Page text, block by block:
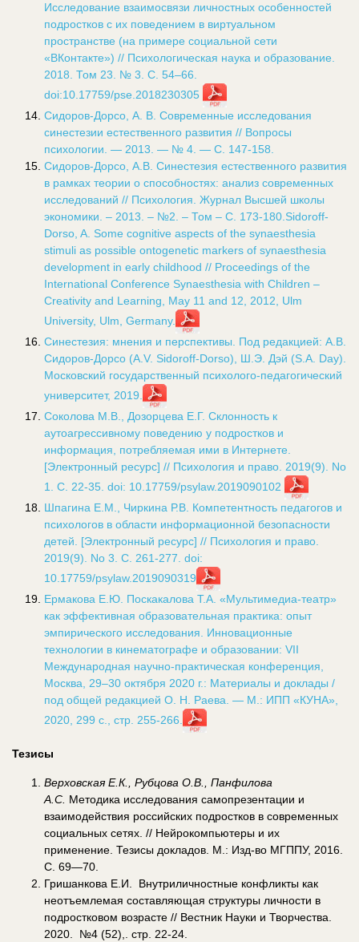
Исследование взаимосвязи личностных особенностей
подростков с их поведением в виртуальном
пространстве (на примере социальной сети
«ВКонтакте») // Психологическая наука и образование.
2018. Том 23. № 3. С. 54–66.
doi:10.17759/pse.2018230305
Сидоров-Дорсо, А. В. Современные исследования
синестезии естественного развития // Вопросы
психологии. — 2013. — № 4. — С. 147-158.
Сидоров-Дорсо, А.В. Синестезия естественного развития
в рамках теории о способностях: анализ современных
исследований // Психология. Журнал Высшей школы
экономики. – 2013. – №2. – Том – С. 173-180.Sidoroff-
Dorso, A. Some cognitive aspects of the synaesthesia
stimuli as possible ontogenetic markers of synaesthesia
development in early childhood // Proceedings of the
International Conference Synaesthesia with Children –
Creativity and Learning, May 11 and 12, 2012, Ulm
University, Ulm, Germany.
Синестезия: мнения и перспективы. Под редакцией: А.В.
Сидоров-Дорсо (А.V. Sidoroff-Dorso), Ш.Э. Дэй (S.A. Day).
Московский государственный психолого-педагогический
университет, 2019.
Соколова М.В., Дозорцева Е.Г. Склонность к
аутоагрессивному поведению у подростков и
информация, потребляемая ими в Интернете.
[Электронный ресурс] // Психология и право. 2019(9). No
1. С. 22-35. doi: 10.17759/psylaw.2019090102
Шпагина Е.М., Чиркина Р.В. Компетентность педагогов и
психологов в области информационной безопасности
детей. [Электронный ресурс] // Психология и право.
2019(9). No 3. С. 261-277. doi:
10.17759/psylaw.2019090319
Ермакова Е.Ю. Поскакалова Т.А. «Мультимедиа-театр»
как эффективная образовательная практика: опыт
эмпирического исследования. Инновационные
технологии в кинематографе и образовании: VII
Международная научно-практическая конференция,
Москва, 29–30 октября 2020 г.: Материалы и доклады /
под общей редакцией О. Н. Раева. — М.: ИПП «КУНА»,
2020, 299 с., стр. 255-266.
Тезисы
Верховская Е.К., Рубцова О.В., Панфилова
А.С. Методика исследования самопрезентации и
взаимодействия российских подростков в современных
социальных сетях. // Нейрокомпьютеры и их
применение. Тезисы докладов. М.: Изд-во МГППУ, 2016.
С. 69—70.
Гришанкова Е.И. Внутриличностные конфликты как
неотъемлемая составляющая структуры личности в
подростковом возрасте // Вестник Науки и Творчества.
2020. №4 (52),. стр. 22-24.